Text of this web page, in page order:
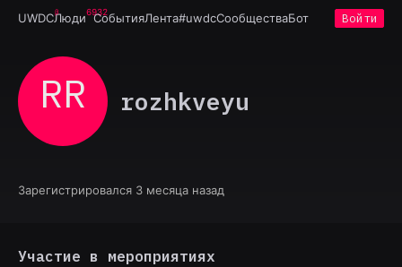
UWDCЛюди6932
СобытияЛента#uwdcСообществаБот Войти
RR rozhkveyu
Зарегистрировался 3 месяца назад
Участие в мероприятиях